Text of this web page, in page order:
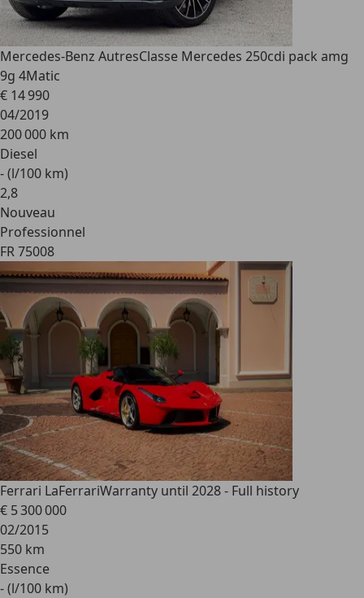
Mercedes-Benz AutresClasse Mercedes 250cdi pack amg
9g 4Matic
€ 14 990
04/2019
200 000 km
Diesel
- (l/100 km)
2,8
Nouveau
Professionnel
FR 75008
Ferrari LaFerrariWarranty until 2028 - Full history
€ 5 300 000
02/2015
550 km
Essence
- (l/100 km)